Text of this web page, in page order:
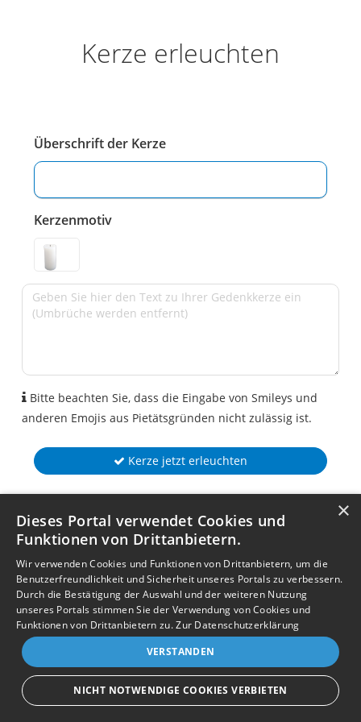
Kerze erleuchten
Überschrift der Kerze
Kerzenmotiv
Bitte beachten Sie, dass die Eingabe von Smileys und
anderen Emojis aus Pietätsgründen nicht zulässig ist.
Kerze jetzt erleuchten
×
Dieses Portal verwendet Cookies und
Funktionen von Drittanbietern.
Wir verwenden Cookies und Funktionen von Drittanbietern, um die
Benutzerfreundlichkeit und Sicherheit unseres Portals zu verbessern.
Durch die Bestätigung der Auswahl und der weiteren Nutzung
unseres Portals stimmen Sie der Verwendung von Cookies und
Funktionen von Drittanbietern zu.Zur Datenschutzerklärung
VERSTANDEN
NICHT NOTWENDIGE COOKIES VERBIETEN